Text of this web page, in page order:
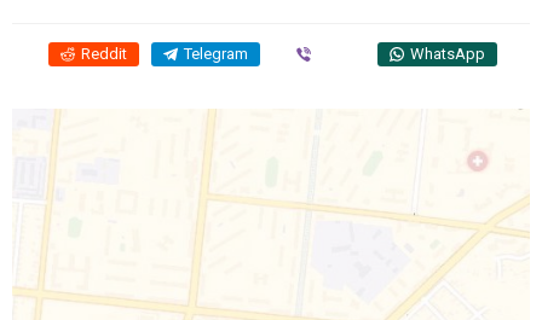
Reddit Telegram WhatsApp